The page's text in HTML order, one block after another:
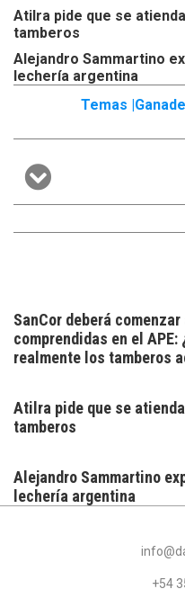
Atilra pide que se
tamberos
Alejandro Sammartino
lechería argentina
Temas |
SanCor deberá
comprendidas en el
realmente los tamberos
Atilra pide que se
tamberos
Alejandro Sammartino
lechería argentina
+54